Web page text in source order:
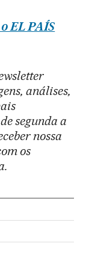
EL PAÍS
análises,
segunda a
nossa
os